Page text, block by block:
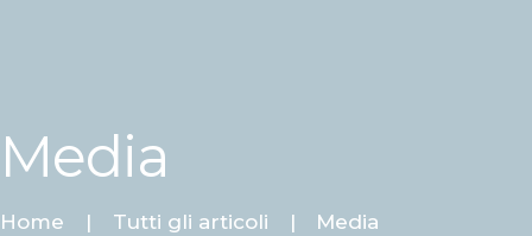
Media
Home Tutti gli articoli Media